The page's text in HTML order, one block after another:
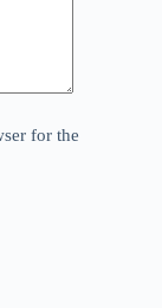
for the